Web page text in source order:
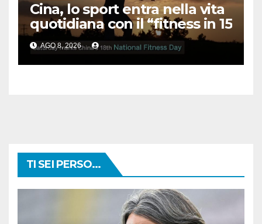
Cina, lo sport entra nella vita
quotidiana con il “fitness in 15
minuti”
AGO 8, 2026
TI SEI PERSO...